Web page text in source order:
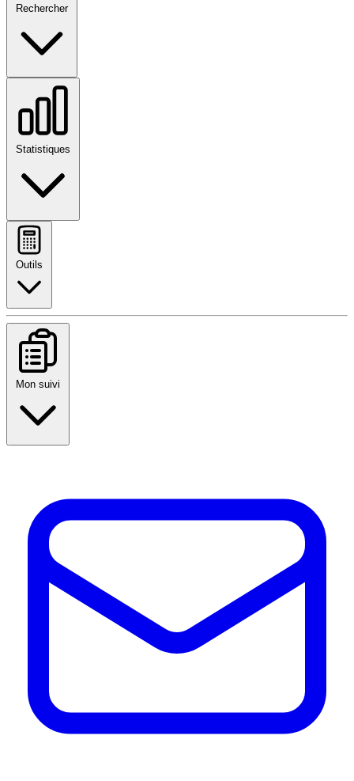
Rechercher
Statistiques
Outils
Mon suivi